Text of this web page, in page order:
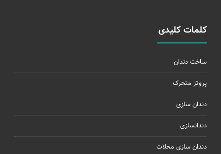
کلمات کلیدی
ساخت دندان
پروتز متحرک
دندان سازی
دندانسازی
دندان سازی محلات